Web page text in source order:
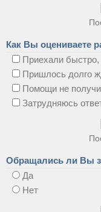
Как Вы оцениваете
Приехали быстро,
Пришлось долго
Помощи не
Затрудняюсь
Обращались ли Вы
Да
Нет